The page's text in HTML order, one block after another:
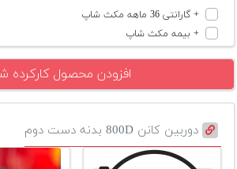
+ گارانتی 36 ماهه مکث شاپ
+ بیمه مکث شاپ
افزودن محصول کارکرده
دوربین کانن 800D بدنه دست دوم